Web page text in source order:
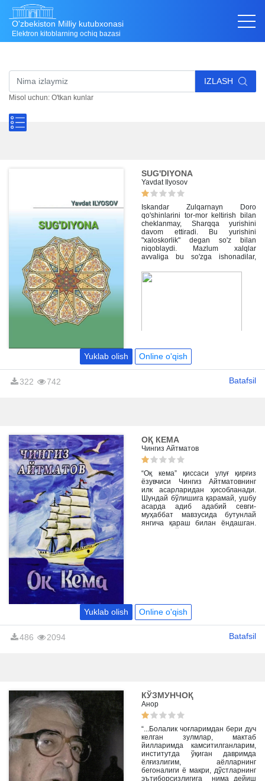
O'zbekiston Milliy kutubxonasi
Elektron kitoblarning ochiq bazasi
IZLASH
Misol uchun: O'tkan kunlar
SUG'DIYONA
Yavdat Ilyosov
Iskandar Zulqarnayn Doro
qo'shinlarini tor-mor keltirish bilan
cheklanmay, Sharqqa yurishini
davom ettiradi. Bu yurishini
"xaloskorlik" degan so'z bilan
niqoblaydi. Mazlum xalqlar
avvaliga bu so'zga ishonadilar,
xalqi bahodir yo'lboshchi
Spantama’no atrofiga uyushib,
Yuklab olish Online o'qish
322 742 Batafsil
ОҚ КЕМА
Чингиз Айтматов
“Оқ кема” қиссаси улуғ қирғиз
ёзувчиси Чингиз Айтматовнинг
илк асарларидан ҳисобланади.
Шундай бўлишига қарамай, ушбу
асарда адиб адабий севги-
муҳаббат мавзусида бутунлай
янгича қараш билан ёндашган.
Yuklab olish Online o'qish
486 2094 Batafsil
КЎЗМУНЧОҚ
Анор
“...Болалик чоғларимдан бери дуч
келган зулмлар, мактаб
йилларимда камситилганларим,
институтда ўқиган давримда
ёлғизлигим, аёлларнинг
бегоналиги ё макри, дўстларнинг
эътиборсизлигига нима дейиш